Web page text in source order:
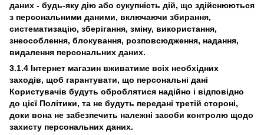
даних - будь-яку дію або сукупність дій, що здійснюються
з персональними даними, включаючи збирання,
систематизацію, зберігання, зміну, використання,
знеособлення, блокування, розповсюдження, надання,
видалення персональних даних.
3.1.4 Інтернет магазин вживатиме всіх необхідних
заходів, щоб гарантувати, що персональні дані
Користувачів будуть оброблятися надійно і відповідно
до цієї Політики, та не будуть передані третій стороні,
доки вона не забезпечить належні засоби контролю щодо
захисту персональних даних.